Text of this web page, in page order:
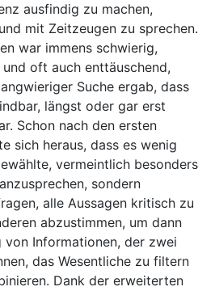
ausfindig zu machen,
mit Zeitzeugen zu sprechen.
war immens schwierig,
oft auch enttäuschend,
Suche ergab, dass
längst oder gar erst
Schon nach den ersten
sich heraus, dass es wenig
vermeintlich besonders
sondern
alle Aussagen kritisch zu
abzustimmen, um dann
von Informationen, der zwei
das Wesentliche zu filtern
Dank der erweiterten